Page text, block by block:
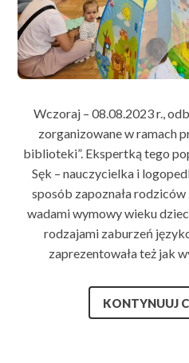
Wczoraj – 08.08.2023 r.,
zorganizowane w ramach
biblioteki”. Ekspertką tego
Sęk – nauczycielka i
sposób zapoznała
wadami wymowy wieku
rodzajami zaburzeń
zaprezentowała też jak
KONTYNUUJ